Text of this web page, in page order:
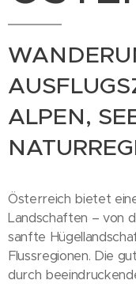
ALPEN,
Österreich bietet
Landschaften – von
sanfte
Flussregionen. Die
durch